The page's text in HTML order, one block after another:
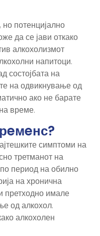
потенцијално
да се јави откако
алкохолизмот
напитоци.
состојбата на
на одвикнување од
ако не барате
време.
симптоми на
третманот на
период на обилно
на хронична
претходно имале
од алкохол.
алкохолен